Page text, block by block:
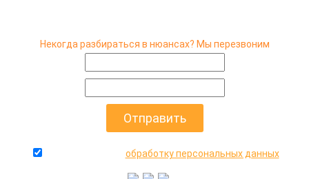
Некогда разбираться в нюансах? Мы перезвоним
обработку персональных данных